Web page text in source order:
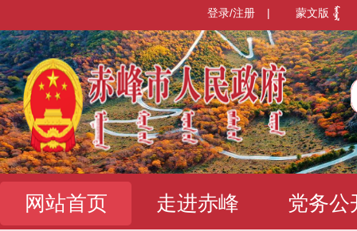
蒙文版
|
登录/注册
网站首页 走进赤峰 党务公